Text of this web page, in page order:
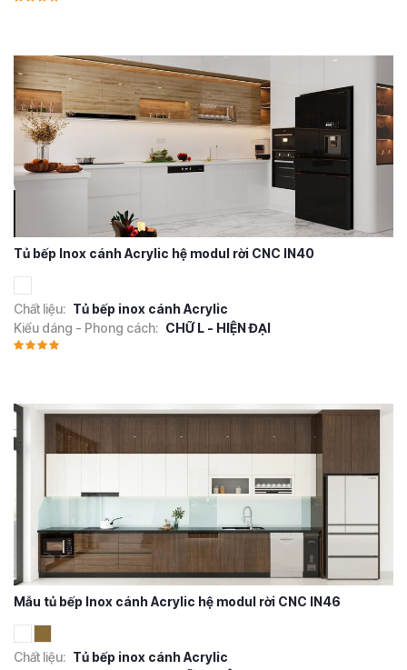
Tủ bếp Inox cánh Acrylic hệ modul rời CNC IN40
Chất liệu: Tủ bếp inox cánh Acrylic
Kiểu dáng - Phong cách: CHỮ L - HIỆN ĐẠI
Mẫu tủ bếp Inox cánh Acrylic hệ modul rời CNC IN46
Chất liệu: Tủ bếp inox cánh Acrylic